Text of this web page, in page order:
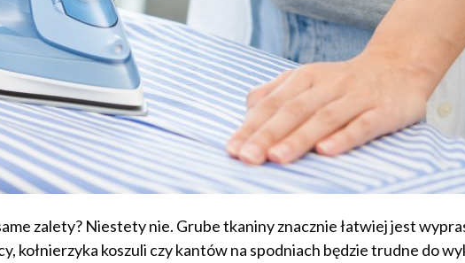
zalety? Niestety nie. Grube tkaniny znacznie łatwiej jest
kołnierzyka koszuli czy kantów na spodniach będzie trudne do